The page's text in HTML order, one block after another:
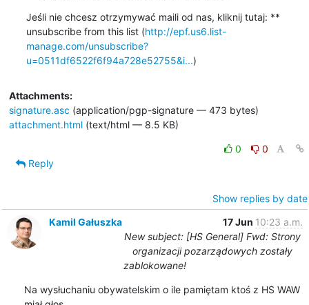
Jeśli nie chcesz otrzymywać maili od nas, kliknij tutaj: **
unsubscribe from this list (http://epf.us6.list-
manage.com/unsubscribe?
u=0511df6522f6f94a728e52755&i...)
Attachments:
signature.asc (application/pgp-signature — 473 bytes)
attachment.html(text/html — 8.5 KB)
0
0
Reply
Show replies by date
Kamil Gałuszka
17 Jun 10:23 a.m.
New subject: [HS General] Fwd: Strony
organizacji pozarządowych zostały
zablokowane!
Na wysłuchaniu obywatelskim o ile pamiętam ktoś z HS WAW